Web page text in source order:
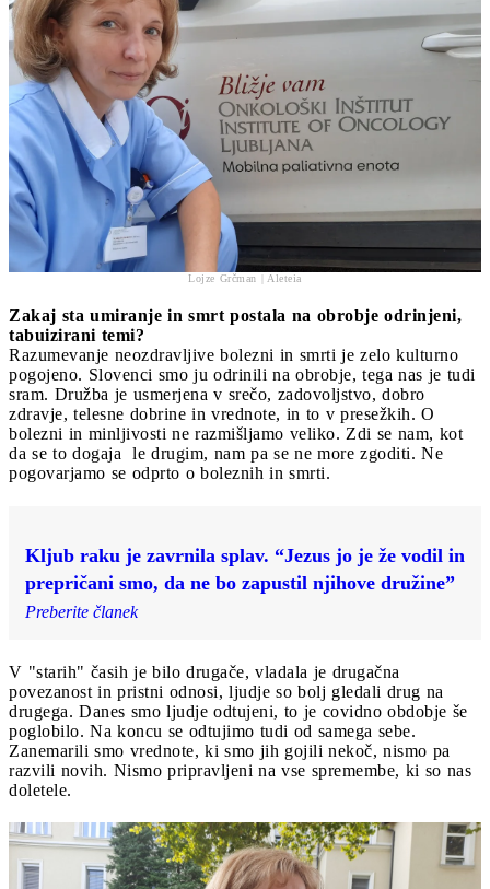
Lojze Grčman | Aleteia
Zakaj sta umiranje in smrt postala na obrobje odrinjeni,
tabuizirani temi?
Razumevanje neozdravljive bolezni in smrti je zelo kulturno
pogojeno. Slovenci smo ju odrinili na obrobje, tega nas je tudi
sram. Družba je usmerjena v srečo, zadovoljstvo, dobro
zdravje, telesne dobrine in vrednote, in to v presežkih. O
bolezni in minljivosti ne razmišljamo veliko. Zdi se nam, kot
da se to dogaja le drugim, nam pa se ne more zgoditi. Ne
pogovarjamo se odprto o boleznih in smrti.
Kljub raku je zavrnila splav. “Jezus jo je že vodil in
prepričani smo, da ne bo zapustil njihove družine”
Preberite članek
V "starih" časih je bilo drugače, vladala je drugačna
povezanost in pristni odnosi, ljudje so bolj gledali drug na
drugega. Danes smo ljudje odtujeni, to je covidno obdobje še
poglobilo. Na koncu se odtujimo tudi od samega sebe.
Zanemarili smo vrednote, ki smo jih gojili nekoč, nismo pa
razvili novih. Nismo pripravljeni na vse spremembe, ki so nas
doletele.